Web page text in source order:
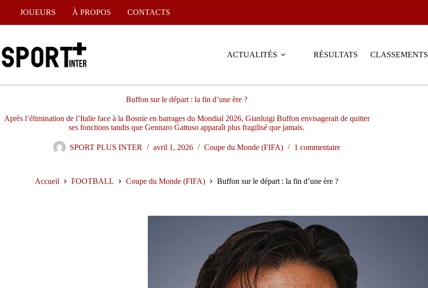
JOUEURS À PROPOS CONTACTS
ACTUALITÉS RÉSULTATS CLASSEMENTS
Buffon sur le départ : la fin d’une ère ?
Après l’élimination de l’Italie face à la Bosnie en barrages du Mondial 2026, Gianluigi Buffon envisagerait de quitter
ses fonctions tandis que Gennaro Gattuso apparaît plus fragilisé que jamais.
SPORT PLUS INTER avril 1, 2026 Coupe du Monde (FIFA) 1 commentaire
Accueil FOOTBALL Coupe du Monde (FIFA) Buffon sur le départ : la fin d’une ère ?